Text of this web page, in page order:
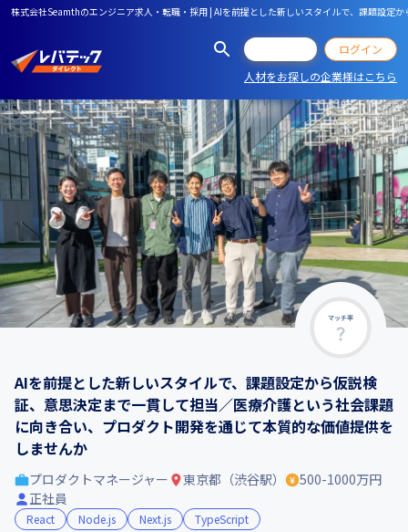
株式会社Seamthのエンジニア求人・転職・採用 | AIを前提とした新しいスタイルで、課題設定
ログイン
人材をお探しの企業様はこちら
マッチ率
AIを前提とした新しいスタイルで、課題設定から仮説検
証、意思決定まで一貫して担当／医療介護という社会課題
に向き合い、プロダクト開発を通じて本質的な価値提供を
しませんか
プロダクトマネージャー 東京都（渋谷駅）
500-1000万円
正社員
React Node.js Next.js
TypeScript